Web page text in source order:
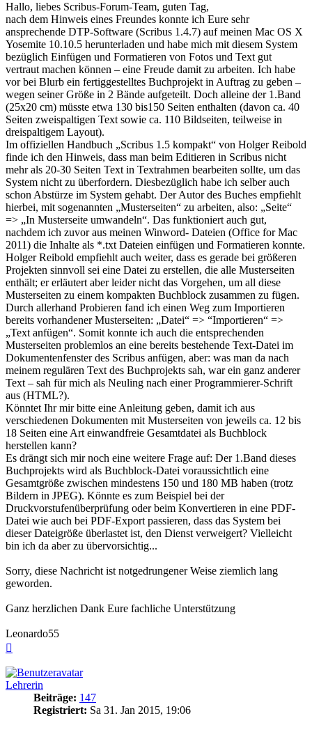
Hallo, liebes Scribus-Forum-Team, guten Tag,
nach dem Hinweis eines Freundes konnte ich Eure sehr
ansprechende DTP-Software (Scribus 1.4.7) auf meinen Mac OS X
Yosemite 10.10.5 herunterladen und habe mich mit diesem System
bezüglich Einfügen und Formatieren von Fotos und Text gut
vertraut machen können – eine Freude damit zu arbeiten. Ich habe
vor bei Blurb ein fertiggestelltes Buchprojekt in Auftrag zu geben –
wegen seiner Größe in 2 Bände aufgeteilt. Doch alleine der 1.Band
(25x20 cm) müsste etwa 130 bis150 Seiten enthalten (davon ca. 40
Seiten zweispaltigen Text sowie ca. 110 Bildseiten, teilweise in
dreispaltigem Layout).
Im offiziellen Handbuch „Scribus 1.5 kompakt“ von Holger Reibold
finde ich den Hinweis, dass man beim Editieren in Scribus nicht
mehr als 20-30 Seiten Text in Textrahmen bearbeiten sollte, um das
System nicht zu überfordern. Diesbezüglich habe ich selber auch
schon Abstürze im System gehabt. Der Autor des Buches empfiehlt
hierbei, mit sogenannten „Musterseiten“ zu arbeiten, also: „Seite“
=> „In Musterseite umwandeln“. Das funktioniert auch gut,
nachdem ich zuvor aus meinen Winword- Dateien (Office for Mac
2011) die Inhalte als *.txt Dateien einfügen und Formatieren konnte.
Holger Reibold empfiehlt auch weiter, dass es gerade bei größeren
Projekten sinnvoll sei eine Datei zu erstellen, die alle Musterseiten
enthält; er erläutert aber leider nicht das Vorgehen, um all diese
Musterseiten zu einem kompakten Buchblock zusammen zu fügen.
Durch allerhand Probieren fand ich einen Weg zum Importieren
bereits vorhandener Musterseiten: „Datei“ => “Importieren“ =>
„Text anfügen“. Somit konnte ich auch die entsprechenden
Musterseiten problemlos an eine bereits bestehende Text-Datei im
Dokumentenfenster des Scribus anfügen, aber: was man da nach
meinem regulären Text des Buchprojekts sah, war ein ganz anderer
Text – sah für mich als Neuling nach einer Programmierer-Schrift
aus (HTML?).
Könntet Ihr mir bitte eine Anleitung geben, damit ich aus
verschiedenen Dokumenten mit Musterseiten von jeweils ca. 12 bis
18 Seiten eine Art einwandfreie Gesamtdatei als Buchblock
herstellen kann?
Es drängt sich mir noch eine weitere Frage auf: Der 1.Band dieses
Buchprojekts wird als Buchblock-Datei voraussichtlich eine
Gesamtgröße zwischen mindestens 150 und 180 MB haben (trotz
Bildern in JPEG). Könnte es zum Beispiel bei der
Druckvorstufenüberprüfung oder beim Konvertieren in eine PDF-
Datei wie auch bei PDF-Export passieren, dass das System bei
dieser Dateigröße überlastet ist, den Dienst verweigert? Vielleicht
bin ich da aber zu übervorsichtig...
Sorry, diese Nachricht ist notgedrungener Weise ziemlich lang
geworden.
Ganz herzlichen Dank Eure fachliche Unterstützung
Leonardo55
Lehrerin
Beiträge: 147
Registriert: Sa 31. Jan 2015, 19:06